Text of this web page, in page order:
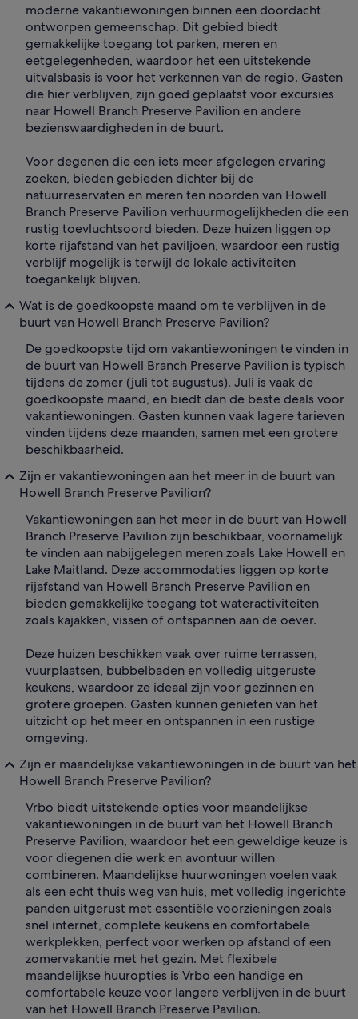
moderne vakantiewoningen binnen een doordacht
ontworpen gemeenschap. Dit gebied biedt
gemakkelijke toegang tot parken, meren en
eetgelegenheden, waardoor het een uitstekende
uitvalsbasis is voor het verkennen van de regio. Gasten
die hier verblijven, zijn goed geplaatst voor excursies
naar Howell Branch Preserve Pavilion en andere
bezienswaardigheden in de buurt.
Voor degenen die een iets meer afgelegen ervaring
zoeken, bieden gebieden dichter bij de
natuurreservaten en meren ten noorden van Howell
Branch Preserve Pavilion verhuurmogelijkheden die een
rustig toevluchtsoord bieden. Deze huizen liggen op
korte rijafstand van het paviljoen, waardoor een rustig
verblijf mogelijk is terwijl de lokale activiteiten
toegankelijk blijven.
Wat is de goedkoopste maand om te verblijven in de
buurt van Howell Branch Preserve Pavilion?
De goedkoopste tijd om vakantiewoningen te vinden in
de buurt van Howell Branch Preserve Pavilion is typisch
tijdens de zomer (juli tot augustus). Juli is vaak de
goedkoopste maand, en biedt dan de beste deals voor
vakantiewoningen. Gasten kunnen vaak lagere tarieven
vinden tijdens deze maanden, samen met een grotere
beschikbaarheid.
Zijn er vakantiewoningen aan het meer in de buurt van
Howell Branch Preserve Pavilion?
Vakantiewoningen aan het meer in de buurt van Howell
Branch Preserve Pavilion zijn beschikbaar, voornamelijk
te vinden aan nabijgelegen meren zoals Lake Howell en
Lake Maitland. Deze accommodaties liggen op korte
rijafstand van Howell Branch Preserve Pavilion en
bieden gemakkelijke toegang tot wateractiviteiten
zoals kajakken, vissen of ontspannen aan de oever.
Deze huizen beschikken vaak over ruime terrassen,
vuurplaatsen, bubbelbaden en volledig uitgeruste
keukens, waardoor ze ideaal zijn voor gezinnen en
grotere groepen. Gasten kunnen genieten van het
uitzicht op het meer en ontspannen in een rustige
omgeving.
Zijn er maandelijkse vakantiewoningen in de buurt van het
Howell Branch Preserve Pavilion?
Vrbo biedt uitstekende opties voor maandelijkse
vakantiewoningen in de buurt van het Howell Branch
Preserve Pavilion, waardoor het een geweldige keuze is
voor diegenen die werk en avontuur willen
combineren. Maandelijkse huurwoningen voelen vaak
als een echt thuis weg van huis, met volledig ingerichte
panden uitgerust met essentiële voorzieningen zoals
snel internet, complete keukens en comfortabele
werkplekken, perfect voor werken op afstand of een
zomervakantie met het gezin. Met flexibele
maandelijkse huuropties is Vrbo een handige en
comfortabele keuze voor langere verblijven in de buurt
van het Howell Branch Preserve Pavilion.